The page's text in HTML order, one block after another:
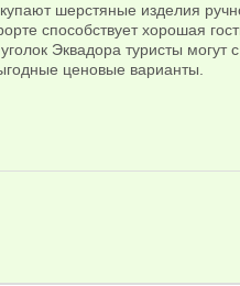
шерстяные изделия
способствует хорошая
Эквадора туристы
ценовые варианты.